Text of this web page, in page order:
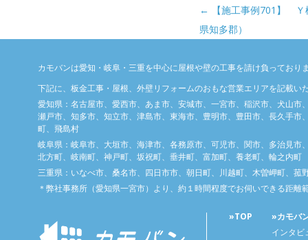
投稿ナビゲーション
←
【施工事例701】 Ｙ
県知多郡）
カモバンは愛知・岐阜・三重を中心に屋根や壁の工事を請け負っており
下記に、板金工事・屋根、外壁リフォームのおもな営業エリアを記載い
愛知県：名古屋市、愛西市、あま市、安城市、一宮市、稲沢市、犬山
瀬戸市、知多市、知立市、津島市、東海市、豊明市、豊田市、長久手
町、飛島村
岐阜県：岐阜市、大垣市、海津市、各務原市、可児市、関市、多治見
北方町、岐南町、神戸町、坂祝町、垂井町、富加町、養老町、輪之内町
三重県：いなべ市、桑名市、四日市市、朝日町、川越町、木曽岬町、菰
＊弊社事務所（愛知県一宮市）より、約１時間程度でお伺いできる距離
»TOP
»カモバ
インタビ